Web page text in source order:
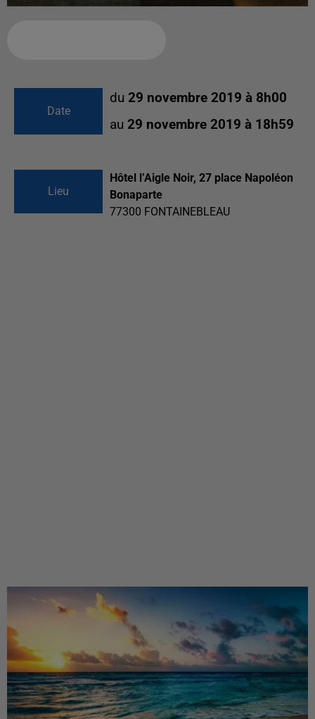
Date
du 29 novembre 2019 à 8h00
au 29 novembre 2019 à 18h59
Lieu
Hôtel l’Aigle Noir, 27 place Napoléon
Bonaparte
77300 FONTAINEBLEAU